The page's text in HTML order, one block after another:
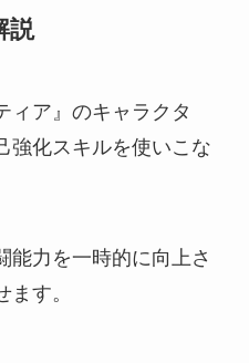
説
ィア』のキャラクタ
強化スキルを使いこな
能力を一時的に向上さ
す。